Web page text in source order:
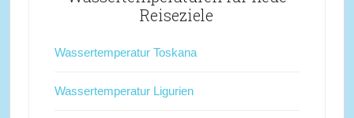
Reiseziele
Wassertemperatur Toskana
Wassertemperatur Ligurien